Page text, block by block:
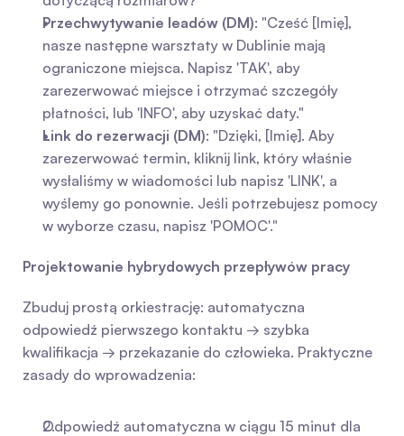
Przechwytywanie leadów (DM): "Cześć [Imię],
nasze następne warsztaty w Dublinie mają
ograniczone miejsca. Napisz 'TAK', aby
zarezerwować miejsce i otrzymać szczegóły
płatności, lub 'INFO', aby uzyskać daty."
Link do rezerwacji (DM): "Dzięki, [Imię]. Aby
zarezerwować termin, kliknij link, który właśnie
wysłaliśmy w wiadomości lub napisz 'LINK', a
wyślemy go ponownie. Jeśli potrzebujesz pomocy
w wyborze czasu, napisz 'POMOC'."
Projektowanie hybrydowych przepływów pracy
Zbuduj prostą orkiestrację: automatyczna
odpowiedź pierwszego kontaktu → szybka
kwalifikacja → przekazanie do człowieka. Praktyczne
zasady do wprowadzenia:
Odpowiedź automatyczna w ciągu 15 minut dla